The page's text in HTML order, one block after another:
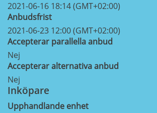
2021-06-16 18:14 (GMT+02:00)
Anbudsfrist
2021-06-23 12:00 (GMT+02:00)
Accepterar parallella anbud
Nej
Accepterar alternativa anbud
Nej
Inköpare
Upphandlande enhet